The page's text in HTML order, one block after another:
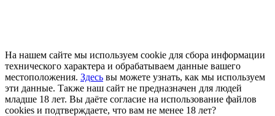
На нашем сайте мы используем cookie для сбора информации
технического характера и обрабатываем данные вашего
местоположения. Здесь вы можете узнать, как мы используем
эти данные. Также наш сайт не предназначен для людей
младше 18 лет. Вы даёте согласие на использование файлов
cookies и подтверждаете, что вам не менее 18 лет?